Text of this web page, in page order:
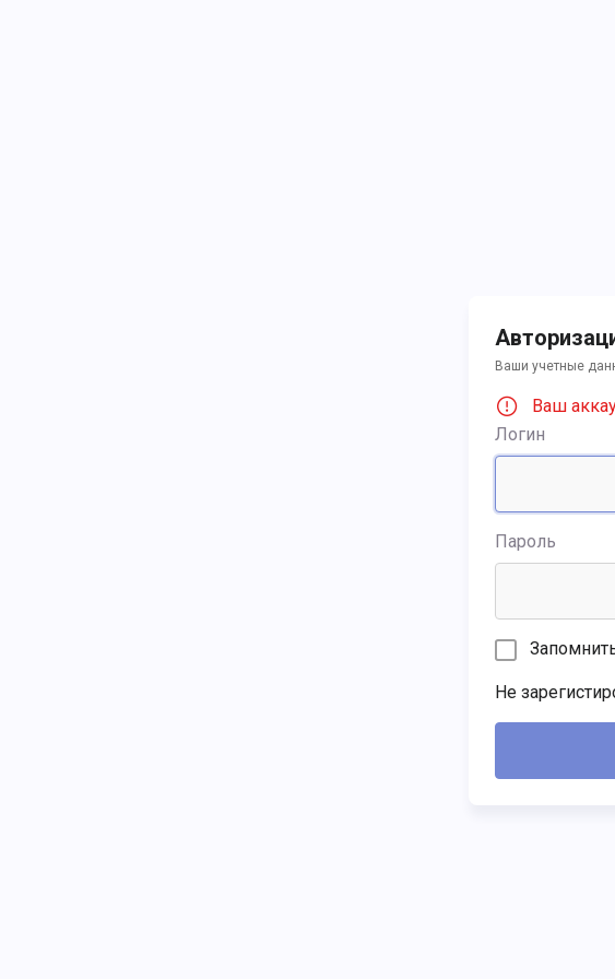
Ваши учетные
Ваш
Логин
Пароль
Не